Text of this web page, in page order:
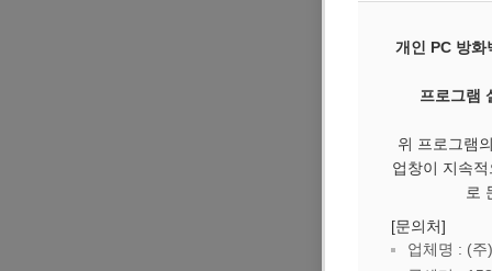
개인 PC 방
프로그램
위 프로그램
업창이 지속
로
[문의처]
업체명 : (주